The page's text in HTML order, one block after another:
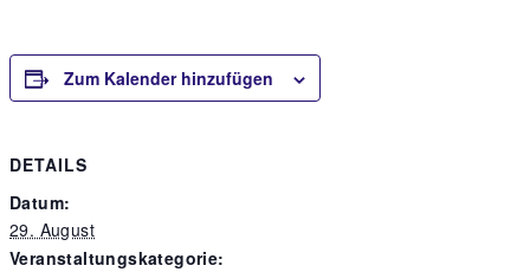
Zum Kalender hinzufügen
DETAILS
Datum:
29. August
Veranstaltungskategorie: